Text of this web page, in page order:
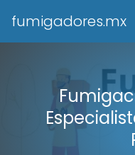
fumigadores.mx